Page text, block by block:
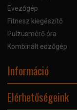
Evezőgép
Fitnesz kiegészítő
Pulzusmérő óra
Kombinált edzőgép
Információ
Bankkártyás fizetés
Elérhetőségeink